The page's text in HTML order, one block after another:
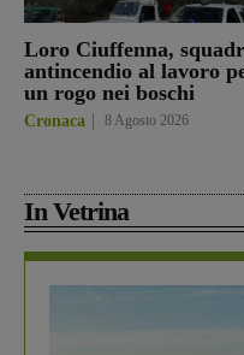
Loro Ciuffenna,
antincendio al lavoro
un rogo nei boschi
Cronaca 8 Agosto 2026
In Vetrina